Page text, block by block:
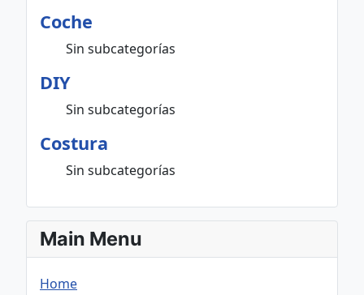
Coche
Sin subcategorías
DIY
Sin subcategorías
Costura
Sin subcategorías
Main Menu
Home